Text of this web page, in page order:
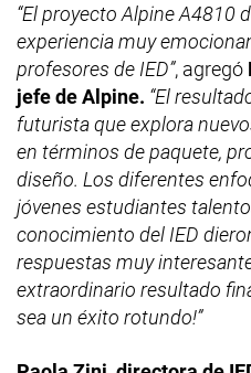
“El proyecto Alpine A4810
experiencia muy
profesores de IED”, agregó
jefe de Alpine. “El
futurista que explora
en términos de paquete,
diseño. Los diferentes
jóvenes estudiantes
conocimiento del IED
respuestas muy
extraordinario resultado
sea un éxito rotundo!”